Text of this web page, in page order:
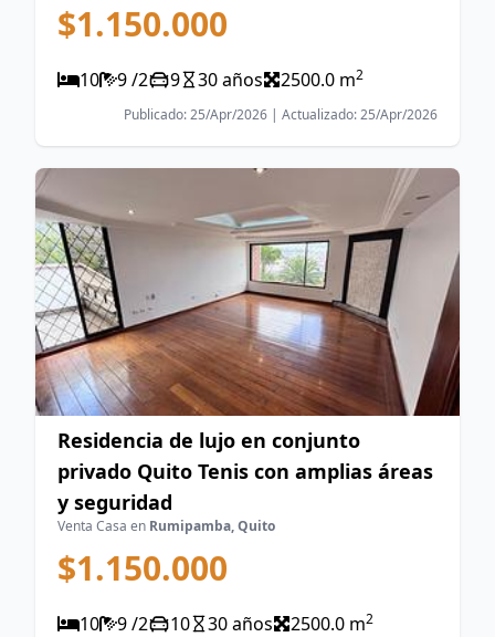
$1.150.000
10 9 /2 9 30 años 2500.0 m2
Publicado: 25/Apr/2026 | Actualizado: 25/Apr/2026
Residencia de lujo en conjunto
privado Quito Tenis con amplias áreas
y seguridad
Venta Casa en Rumipamba, Quito
$1.150.000
10 9 /2 10 30 años 2500.0 m2